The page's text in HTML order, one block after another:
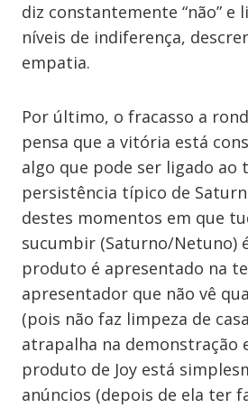
diz constantemente “não” e
níveis de indiferença,
empatia.
Por último, o fracasso a
pensa que a vitória está
algo que pode ser ligado ao
persistência típico de
destes momentos em que
sucumbir (Saturno/Netuno)
produto é apresentado na
apresentador que não vê
(pois não faz limpeza de
atrapalha na demonstração
produto de Joy está
anúncios (depois de ela ter